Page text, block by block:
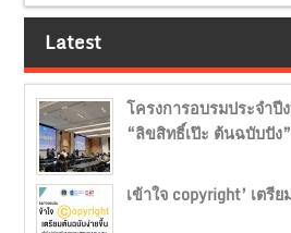
Latest
โครงการอบรมประจำ
“ลิขสิทธิ์เป๊ะ ต้นฉบับปัง
เข้าใจ copyright’ เต